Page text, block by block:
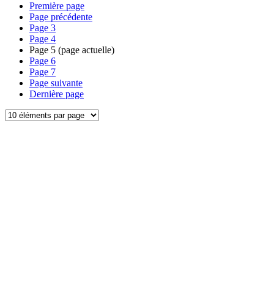
Première page
Page précédente
Page 3
Page 4
Page 5 (page actuelle)
Page 6
Page 7
Page suivante
Dernière page